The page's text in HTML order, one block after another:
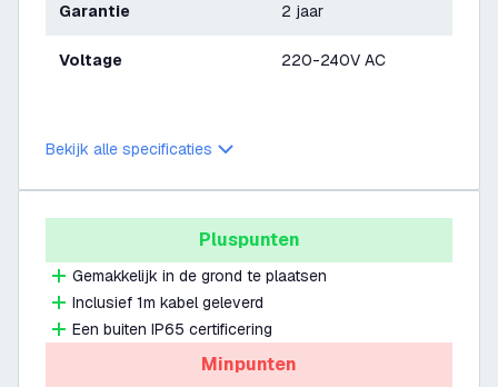
Garantie 2 jaar
Voltage 220-240V AC
Bekijk alle specificaties
Pluspunten
Gemakkelijk in de grond te plaatsen
Inclusief 1m kabel geleverd
Een buiten IP65 certificering
Minpunten